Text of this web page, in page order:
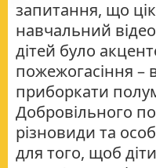
запитання, що
навчальний
дітей було
пожежогасіння
приборкати
Добровільного
різновиди та
для того, щоб